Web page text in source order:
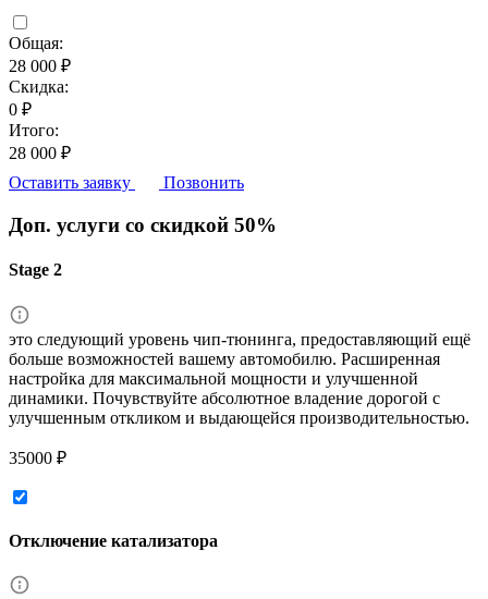
Общая:
28 000 ₽
Скидка:
0 ₽
Итого:
28 000 ₽
Оставить заявку
Позвонить
Доп. услуги со скидкой 50%
Stage 2
это следующий уровень чип-тюнинга, предоставляющий ещё
больше возможностей вашему автомобилю. Расширенная
настройка для максимальной мощности и улучшенной
динамики. Почувствуйте абсолютное владение дорогой с
улучшенным откликом и выдающейся производительностью.
35000 ₽
Отключение катализатора